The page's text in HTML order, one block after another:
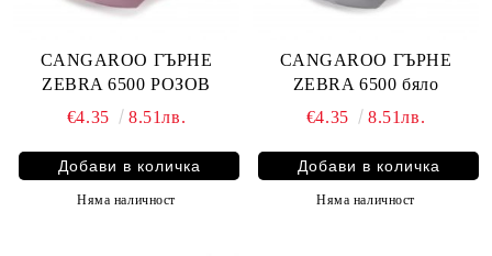
CANGAROO ГЪРНЕ
ZEBRA 6500 РОЗОВ
€4.35
8.51лв.
Няма наличност
CANGAROO ГЪРНЕ
ZEBRA 6500 бяло
€4.35
8.51лв.
Няма наличност